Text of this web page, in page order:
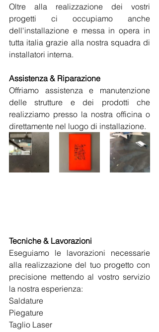
Oltre alla realizzazione dei vostri
progetti ci occupiamo anche
dell'installazione e messa in opera in
tutta italia grazie alla nostra squadra di
installatori interna.
Assistenza & Riparazione
Offriamo assistenza e manutenzione
delle strutture e dei prodotti che
realizziamo presso la nostra officina o
direttamente nel luogo di installazione.
Tecniche & Lavorazioni
Eseguiamo le lavorazioni necessarie
alla realizzazione del tuo progetto con
precisione mettendo al vostro servizio
la nostra esperienza:
Saldature
Piegature
Taglio Laser